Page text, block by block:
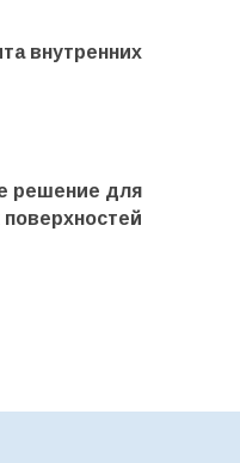
внутренних
решение для